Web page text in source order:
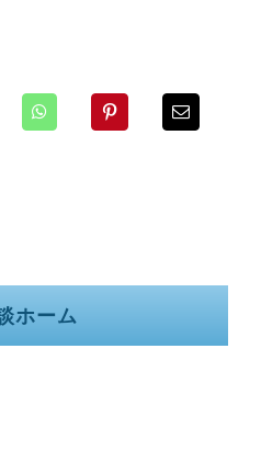
ホーム